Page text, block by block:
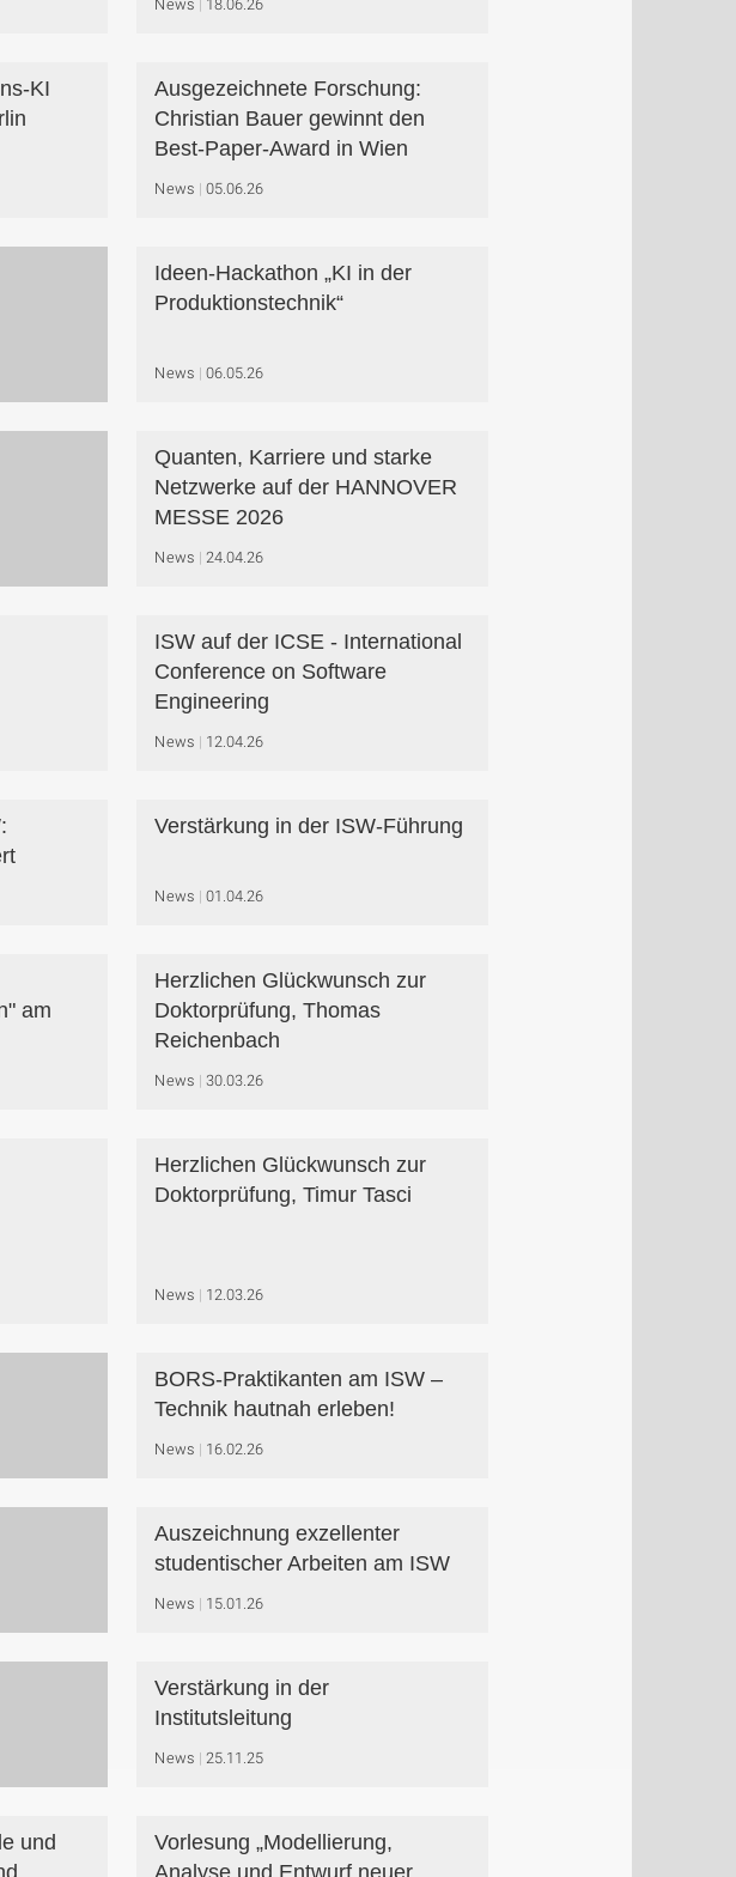
KI
Ausgezeichnete Forschung:
Christian Bauer gewinnt den
Best-Paper-Award in Wien
News 05.06.26
Ideen-Hackathon „KI in der
Produktionstechnik“
News 06.05.26
Quanten, Karriere und starke
Netzwerke auf der HANNOVER
MESSE 2026
News 24.04.26
ISW auf der ICSE - International
Conference on Software
Engineering
News 12.04.26
Verstärkung in der ISW-Führung
News 01.04.26
am
Herzlichen Glückwunsch zur
Doktorprüfung, Thomas
Reichenbach
News 30.03.26
Herzlichen Glückwunsch zur
Doktorprüfung, Timur Tasci
News 12.03.26
BORS-Praktikanten am ISW –
Technik hautnah erleben!
News 16.02.26
Auszeichnung exzellenter
studentischer Arbeiten am ISW
News 15.01.26
Verstärkung in der
Institutsleitung
News 25.11.25
und
Vorlesung „Modellierung,
Analyse und Entwurf neuer